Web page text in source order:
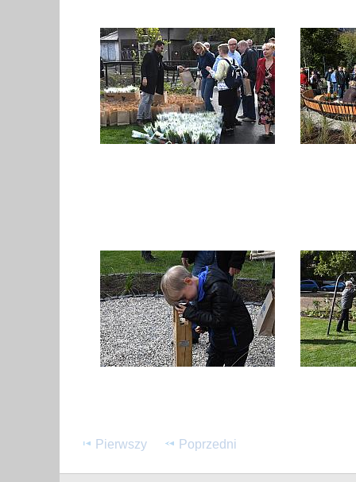
Pierwszy Poprzedni